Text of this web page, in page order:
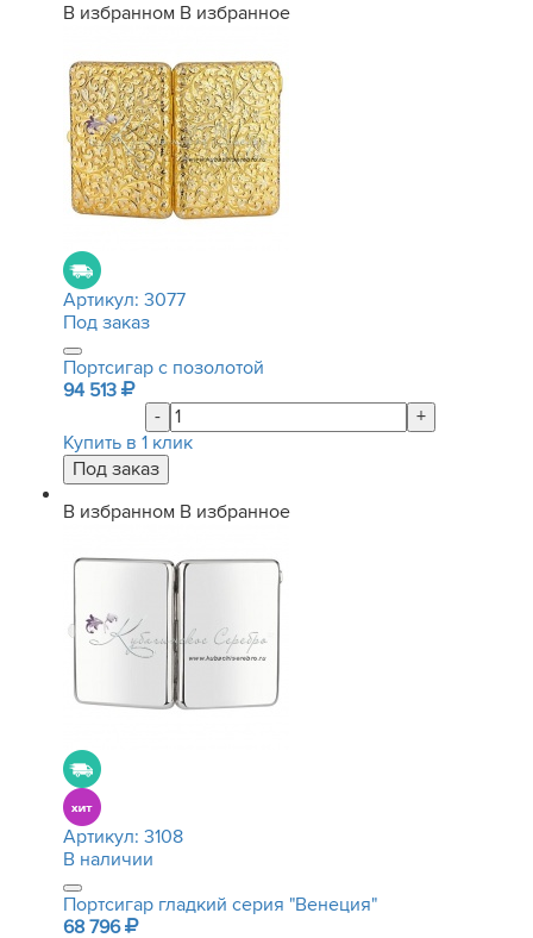
В избранном В избранное
Артикул: 3077
Под заказ
Портсигар с позолотой
94 513
-
+
Купить в 1 клик
В избранном В избранное
Артикул: 3108
В наличии
Портсигар гладкий серия "Венеция"
68 796